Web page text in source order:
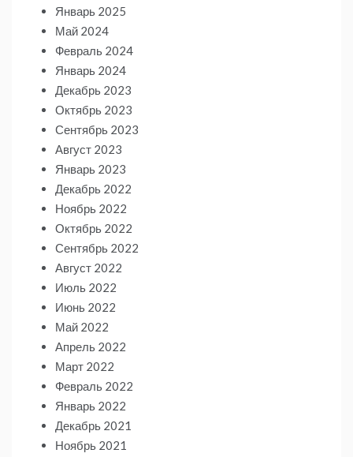
Январь 2025
Май 2024
Февраль 2024
Январь 2024
Декабрь 2023
Октябрь 2023
Сентябрь 2023
Август 2023
Январь 2023
Декабрь 2022
Ноябрь 2022
Октябрь 2022
Сентябрь 2022
Август 2022
Июль 2022
Июнь 2022
Май 2022
Апрель 2022
Март 2022
Февраль 2022
Январь 2022
Декабрь 2021
Ноябрь 2021